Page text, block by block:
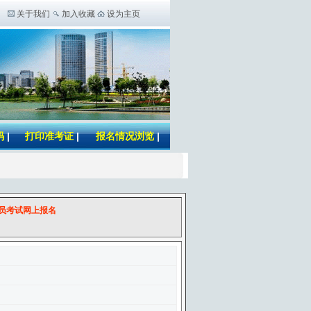
关于我们 加入收藏 设为主页
| 打印准考证 | 报名情况浏览|
考试网上报名